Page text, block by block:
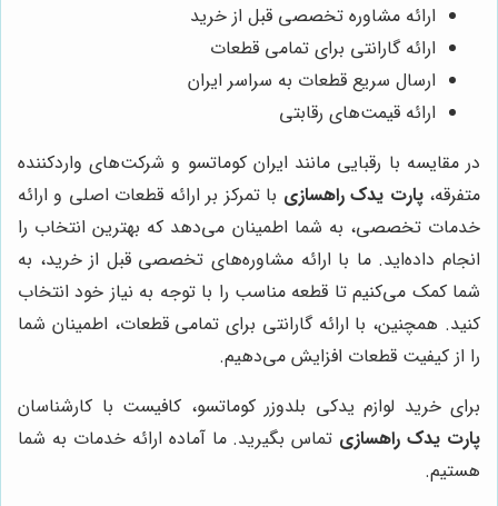
ارائه مشاوره تخصصی قبل از خرید
ارائه گارانتی برای تمامی قطعات
ارسال سریع قطعات به سراسر ایران
ارائه قیمت‌های رقابتی
در مقایسه با رقبایی مانند ایران کوماتسو و شرکت‌های واردکننده
متفرقه،پارت یدک راهسازی با تمرکز بر ارائه قطعات اصلی و ارائه
خدمات تخصصی، به شما اطمینان می‌دهد که بهترین انتخاب را
انجام داده‌اید. ما با ارائه مشاوره‌های تخصصی قبل از خرید، به
شما کمک می‌کنیم تا قطعه مناسب را با توجه به نیاز خود انتخاب
کنید. همچنین، با ارائه گارانتی برای تمامی قطعات، اطمینان شما
را از کیفیت قطعات افزایش می‌دهیم.
برای خرید لوازم یدکی بلدوزر کوماتسو، کافیست با کارشناسان
پارت یدک راهسازی تماس بگیرید. ما آماده ارائه خدمات به شما
هستیم.